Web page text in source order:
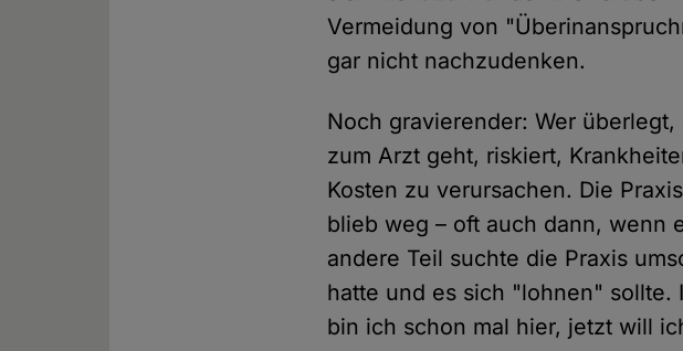
Vermeidung von
gar nicht nachzudenken.
Noch gravierender: Wer
zum Arzt geht, riskiert,
Kosten zu verursachen. Die
blieb weg – oft auch dann, wenn
andere Teil suchte die Praxis
hatte und es sich "lohnen" sollte.
bin ich schon mal hier, jetzt will